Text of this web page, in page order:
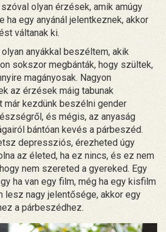
olyan érzések, amik amúgy
ha egy anyánál jelentkeznek, akkor
váltanak ki.
anyákkal beszéltem, akik
sokszor megbánták, hogy szültek,
magányosak. Nagyon
az érzések máig tabunak
már kezdünk beszélni gender
és mégis, az anyaság
bántóan kevés a párbeszéd.
depressziós, érezheted úgy
az életed, ha ez nincs, és ez nem
nem szereted a gyereked. Egy
ha van egy film, még ha egy kisfilm
lesz nagy jelentősége, akkor egy
a párbeszédhez.